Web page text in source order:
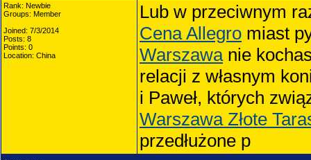
Rank: Newbie
Groups: Member
Joined: 7/3/2014
Posts: 8
Points: 0
Location: China
Lub w przeciwnym
Cena Allegro miast
Warszawanie
relacji z własnym
i Paweł, których
Warszawa Złote
przedłużone p